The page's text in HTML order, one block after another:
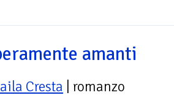
amanti
Cresta | romanzo